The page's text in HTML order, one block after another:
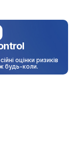
оцінки ризиків
будь-коли.